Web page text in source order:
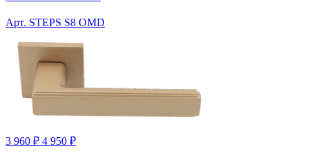
Арт. STEPS S8 OMD
3 960 ₽ 4 950 ₽